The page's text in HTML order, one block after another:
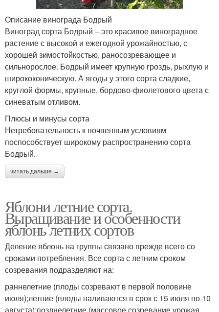
Описание винограда Бодрый
Виноград сорта Бодрый – это красивое виноградное
растение с высокой и ежегодной урожайностью, с
хорошей зимостойкостью, раносозревающее и
сильнорослое. Бодрый имеет крупную гроздь, рыхлую и
ширококоническую. А ягоды у этого сорта сладкие,
круглой формы, крупные, бордово-фиолетового цвета с
синеватым отливом.
Плюсы и минусы сорта
Нетребовательность к почвенным условиям
поспособствует широкому распространению сорта
Бодрый.
читать дальше →
Яблони летние сорта.
Выращивание и особенности
яблонь летних сортов
Деление яблонь на группы связано прежде всего со
сроками потребления. Все сорта с летним сроком
созревания подразделяют на:
раннелетние (плоды созревают в первой половине
июля);летние (плоды наливаются в срок с 15 июля по 10